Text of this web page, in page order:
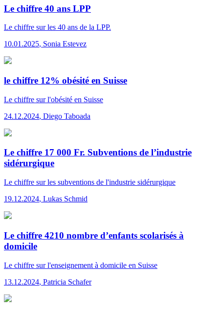
Le chiffre 40 ans LPP
Le chiffre sur les 40 ans de la LPP.
10.01.2025, Sonia Estevez
le chiffre 12% obésité en Suisse
Le chiffre sur l'obésité en Suisse
24.12.2024, Diego Taboada
Le chiffre 17 000 Fr. Subventions de l’industrie
sidérurgique
Le chiffre sur les subventions de l'industrie sidérurgique
19.12.2024, Lukas Schmid
Le chiffre 4210 nombre d’enfants scolarisés à
domicile
Le chiffre sur l'enseignement à domicile en Suisse
13.12.2024, Patricia Schafer